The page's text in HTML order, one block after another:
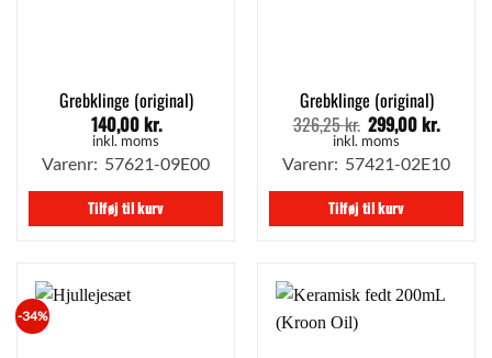
Grebklinge (original)
140,00kr.
inkl. moms
Varenr: 57621-09E00
Tilføj til kurv
Grebklinge (original)
326,25kr. Den
oprindelige
pris
var:
326,25 kr..
299,00kr.
pris
er:
inkl. moms
Varenr: 57421-02E10
Tilføj til kurv
-34%